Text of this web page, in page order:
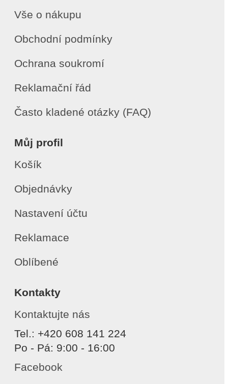
Vše o nákupu
Obchodní podmínky
Ochrana soukromí
Reklamační řád
Často kladené otázky (FAQ)
Můj profil
Košík
Objednávky
Nastavení účtu
Reklamace
Oblíbené
Kontakty
Kontaktujte nás
Tel.: +420 608 141 224
Po - Pá: 9:00 - 16:00
Facebook